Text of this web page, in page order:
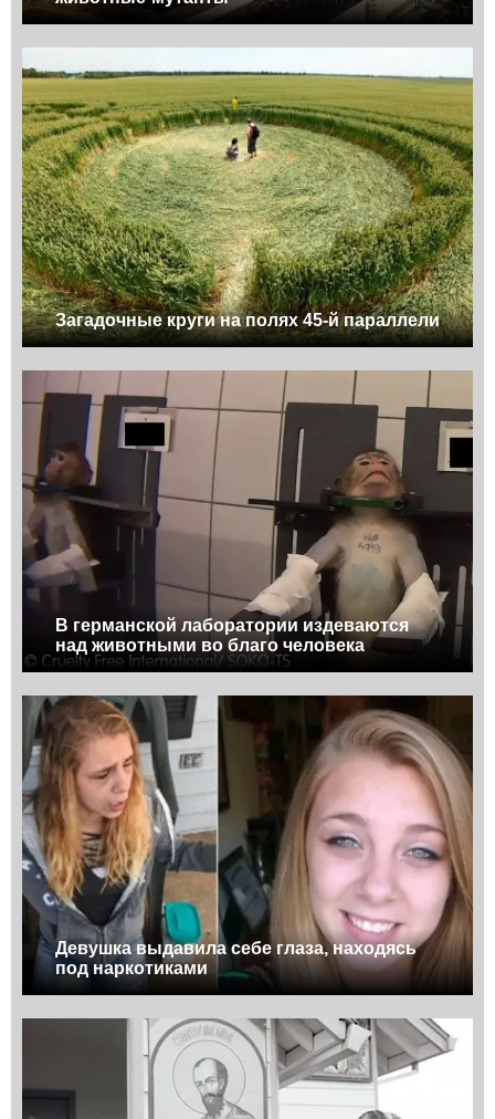
Загадочные круги на полях 45-й параллели
В германской лаборатории издеваются
над животными во благо человека
Девушка выдавила себе глаза, находясь
под наркотиками